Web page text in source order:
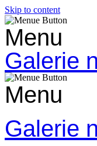
Skip to content
Menu
Galerie
Menu
Galerie